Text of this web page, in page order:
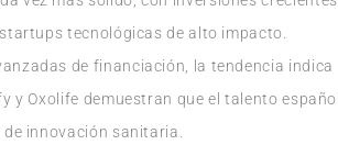
tecnológicas de alto impacto.
de financiación, la tendencia indica
y Oxolife demuestran que el talento español
innovación sanitaria.